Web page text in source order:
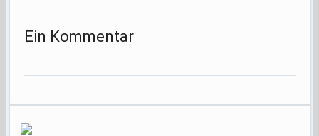
Ein Kommentar